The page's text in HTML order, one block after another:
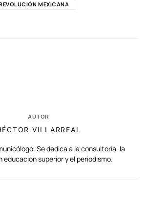
MEXICANA
AUTOR
VILLARREAL
Se dedica a la consultoría, la
educación superior y el periodismo.